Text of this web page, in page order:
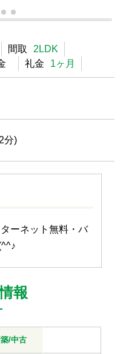
間取
2LDK
礼金 1ヶ月
分)
ーネット無料・バ
報
/中古